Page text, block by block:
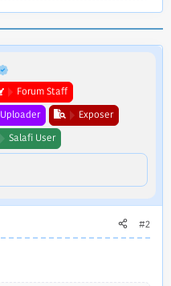
Forum Staff
Uploader
Exposer
Salafi User
#2